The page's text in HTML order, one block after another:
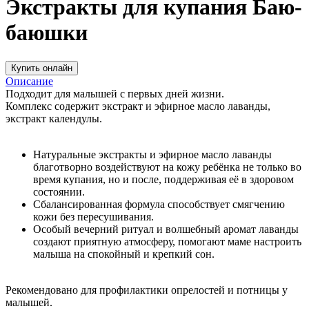
Экстракты для купания Баю-
баюшки
Купить онлайн
Описание
Подходит для малышей с первых дней жизни.
Комплекс содержит экстракт и эфирное масло лаванды,
экстракт календулы.
Натуральные экстракты и эфирное масло лаванды
благотворно воздействуют на кожу ребёнка не только во
время купания, но и после, поддерживая её в здоровом
состоянии.
Сбалансированная формула способствует смягчению
кожи без пересушивания.
Особый вечерний ритуал и волшебный аромат лаванды
создают приятную атмосферу, помогают маме настроить
малыша на спокойный и крепкий сон.
Рекомендовано для профилактики опрелостей и потницы у
малышей.